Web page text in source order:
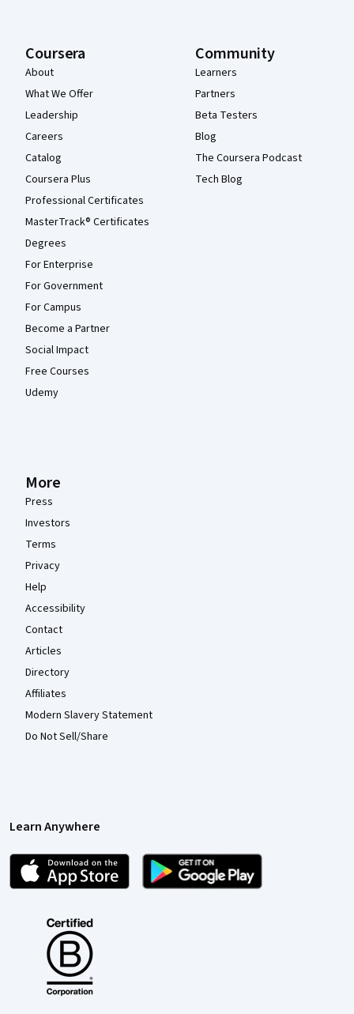
Coursera
About
What We Offer
Leadership
Careers
Catalog
Coursera Plus
Professional Certificates
MasterTrack® Certificates
Degrees
For Enterprise
For Government
For Campus
Become a Partner
Social Impact
Free Courses
Udemy
Community
Learners
Partners
Beta Testers
Blog
The Coursera Podcast
Tech Blog
More
Press
Investors
Terms
Privacy
Help
Accessibility
Contact
Articles
Directory
Affiliates
Modern Slavery Statement
Do Not Sell/Share
Learn Anywhere